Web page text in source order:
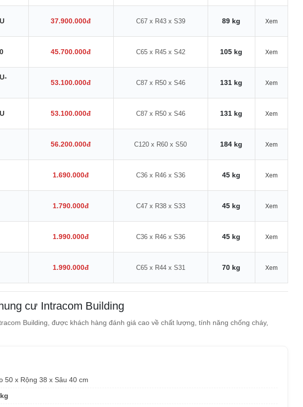
37.900.000đ C67 x R43 x S39 89 kg Xem
45.700.000đ C65 x R45 x S42 105 kg Xem
53.100.000đ C87 x R50 x S46 131 kg Xem
53.100.000đ C87 x R50 x S46 131 kg Xem
56.200.000đ C120 x R60 x S50 184 kg Xem
1.690.000đ C36 x R46 x S36 45 kg Xem
1.790.000đ C47 x R38 x S33 45 kg Xem
1.990.000đ C36 x R46 x S36 45 kg Xem
1.990.000đ C65 x R44 x S31 70 kg Xem
cư Intracom Building
Building, được khách hàng đánh giá cao về chất lượng, tính năng chống cháy,
50 x Rộng 38 x Sâu 40 cm